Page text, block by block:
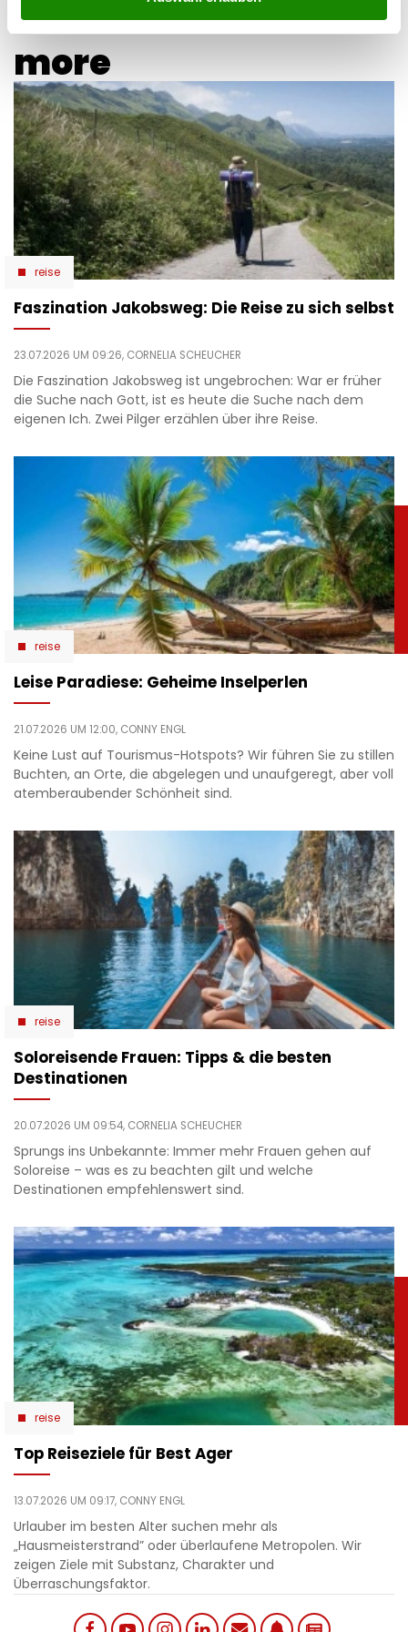
more
reise
Faszination Jakobsweg: Die Reise zu sich selbst
23.07.2026 UM 09:26, CORNELIA SCHEUCHER
Die Faszination Jakobsweg ist ungebrochen: War er früher
die Suche nach Gott, ist es heute die Suche nach dem
eigenen Ich. Zwei Pilger erzählen über ihre Reise.
reise
Leise Paradiese: Geheime Inselperlen
21.07.2026 UM 12:00, CONNY ENGL
Keine Lust auf Tourismus-Hotspots? Wir führen Sie zu stillen
Buchten, an Orte, die abgelegen und unaufgeregt, aber voll
atemberaubender Schönheit sind.
reise
Soloreisende Frauen: Tipps & die besten
Destinationen
20.07.2026 UM 09:54, CORNELIA SCHEUCHER
Sprungs ins Unbekannte: Immer mehr Frauen gehen auf
Soloreise – was es zu beachten gilt und welche
Destinationen empfehlenswert sind.
reise
Top Reiseziele für Best Ager
13.07.2026 UM 09:17, CONNY ENGL
Urlauber im besten Alter suchen mehr als
„Hausmeisterstrand” oder überlaufene Metropolen. Wir
zeigen Ziele mit Substanz, Charakter und
Überraschungsfaktor.